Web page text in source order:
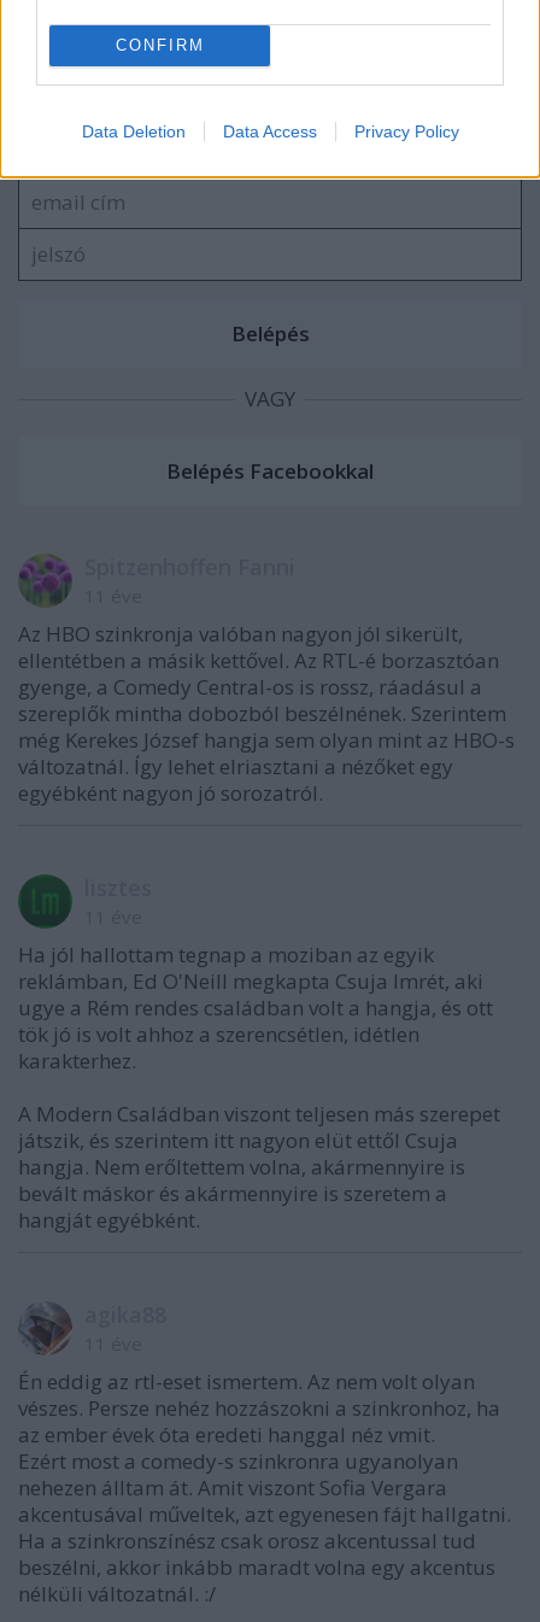
CONFIRM
Data Deletion Data Access Privacy Policy
blog.hu facebook
A hozzászóláshoz be kell lépned!
VAGY
Az HBO szinkronja valóban nagyon jól sikerült,
ellentétben a másik kettővel. Az RTL-é borzasztóan
gyenge, a Comedy Central-os is rossz, ráadásul a
szereplők mintha dobozból beszélnének. Szerintem
még Kerekes József hangja sem olyan mint az HBO-s
változatnál. Így lehet elriasztani a nézőket egy
egyébként nagyon jó sorozatról.
Ha jól hallottam tegnap a moziban az egyik
reklámban, Ed O'Neill megkapta Csuja Imrét, aki
ugye a Rém rendes családban volt a hangja, és ott
tök jó is volt ahhoz a szerencsétlen, idétlen
karakterhez.
A Modern Családban viszont teljesen más szerepet
játszik, és szerintem itt nagyon elüt ettől Csuja
hangja. Nem erőltettem volna, akármennyire is
bevált máskor és akármennyire is szeretem a
hangját egyébként.
Én eddig az rtl-eset ismertem. Az nem volt olyan
vészes. Persze nehéz hozzászokni a szinkronhoz, ha
az ember évek óta eredeti hanggal néz vmit.
Ezért most a comedy-s szinkronra ugyanolyan
nehezen álltam át. Amit viszont Sofia Vergara
akcentusával műveltek, azt egyenesen fájt hallgatni.
Ha a szinkronszínész csak orosz akcentussal tud
beszélni, akkor inkább maradt volna egy akcentus
nélküli változatnál. :/